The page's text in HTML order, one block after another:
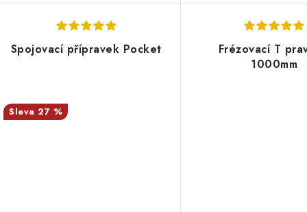
Spojovací přípravek Pocket
27 %
Frézovací T
1000mm